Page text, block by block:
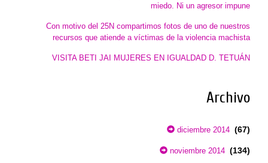
miedo. Ni un agresor impune
Con motivo del 25N compartimos fotos de uno de nuestros
recursos que atiende a víctimas de la violencia machista
VISITA BETI JAI MUJERES EN IGUALDAD D. TETUÁN
Archivo
diciembre 2014 (67)
noviembre 2014 (134)